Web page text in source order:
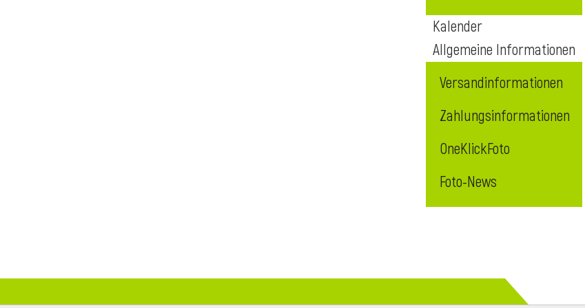
Kalender
Allgemeine Informationen
Versandinformationen
Zahlungsinformationen
OneKlickFoto
Foto-News